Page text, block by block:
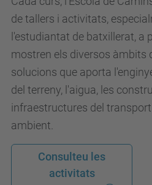
de tallers i activitats,
l'estudiantat de batxillerat, a
mostren els diversos àmbits
solucions que aporta
del terreny, l'aigua, les
infraestructures del
ambient.
Consulteu les
activitats